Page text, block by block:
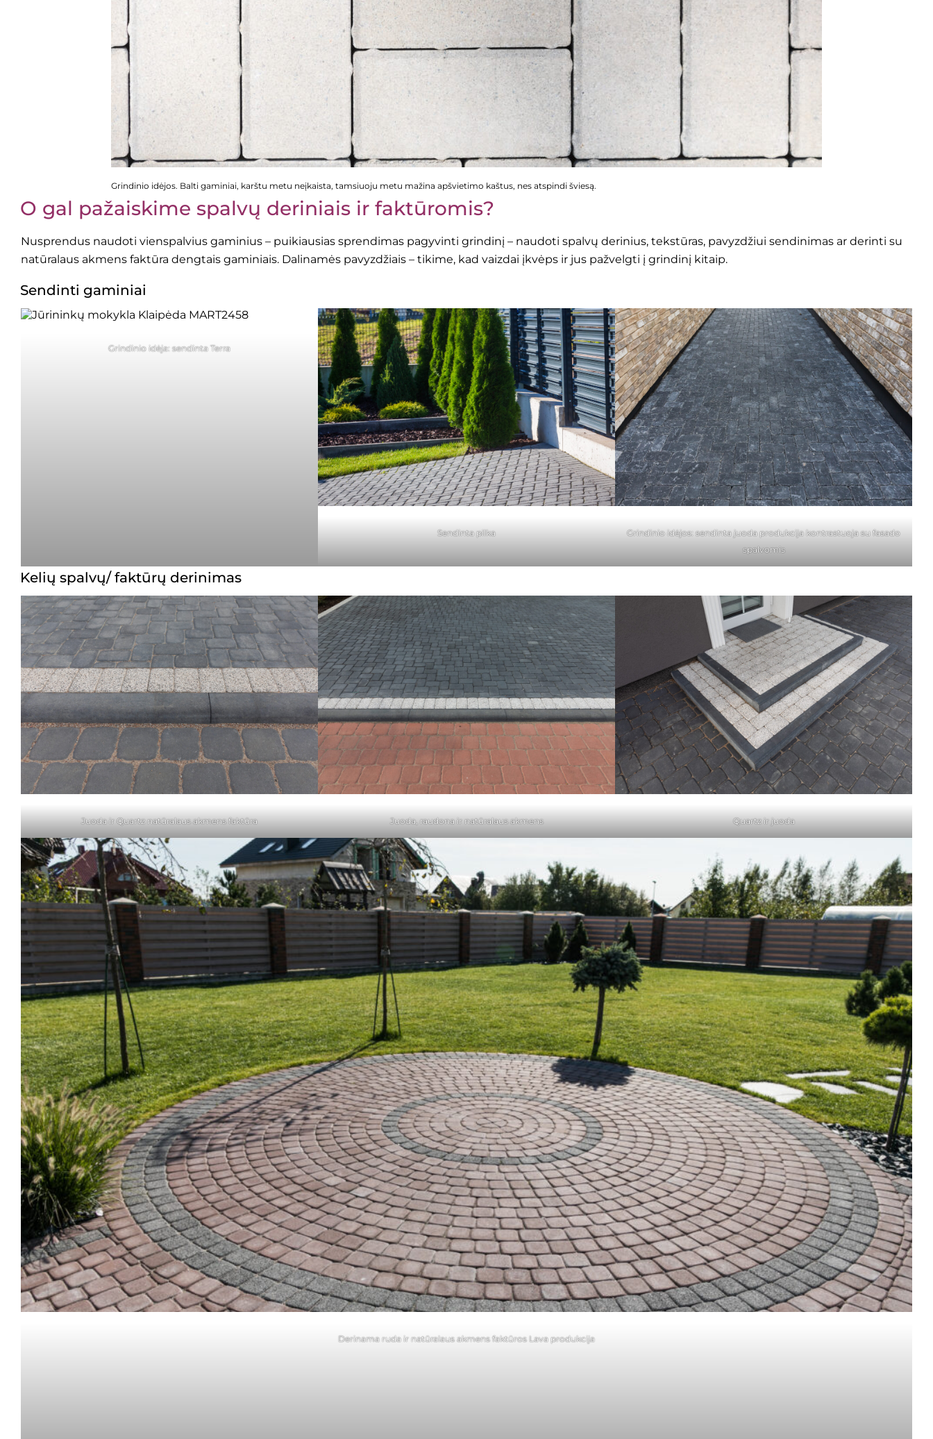
Grindinio idėjos. Balti gaminiai, karštu metu neįkaista, tamsiuoju metu mažina apšvietimo kaštus, nes atspindi šviesą.
O gal pažaiskime spalvų deriniais ir faktūromis?
Nusprendus naudoti vienspalvius gaminius – puikiausias sprendimas pagyvinti grindinį – naudoti spalvų derinius, tekstūras, pavyzdžiui sendinimas ar derinti su
natūralaus akmens faktūra dengtais gaminiais. Dalinamės pavyzdžiais – tikime, kad vaizdai įkvėps ir jus pažvelgti į grindinį kitaip.
Sendinti gaminiai
Grindinio idėja: sendinta Terra
Sendinta pilka
Grindinio idėjos: sendinta juoda produkcija kontrastuoja su fasado
spalvomis
Kelių spalvų/ faktūrų derinimas
Juoda ir Quartz natūralaus akmens faktūra Juoda, raudona ir natūralaus akmens Quartz ir juoda
Derinama ruda ir natūralaus akmens faktūros Lava produkcija